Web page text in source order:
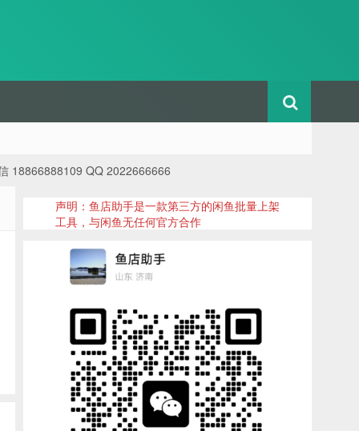
18866888109 QQ 2022666666
声明：鱼店助手是一款第三方的闲鱼批量上架
工具，与闲鱼无任何官方合作